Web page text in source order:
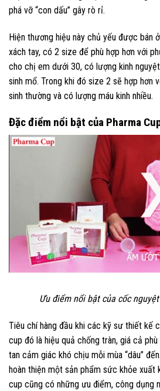
phá vỡ “con dấu” gây rò rỉ.
Hiện thương hiệu này chủ yếu được bán
xách tay, có 2 size để phù hợp hơn với
cho chị em dưới 30, có lượng kinh
sinh mổ. Trong khi đó size 2 sẽ hợp hơn
sinh thường và có lượng máu kinh nhiều.
Đặc điểm nổi bật của Pharma
Ưu điểm nổi bật của cốc
Tiêu chí hàng đầu khi các kỹ sư thiết kế
cup đó là hiệu quả chống tràn, giá cả
tan cảm giác khó chịu mỗi mùa “dâu”
hoàn thiện một sản phẩm sức khỏe xuất
cup cũng có những ưu điểm, công dụng